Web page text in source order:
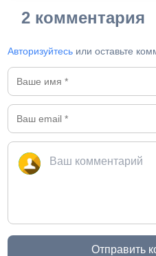
2 комментария
Авторизуйтесь или оставьте
Отправить